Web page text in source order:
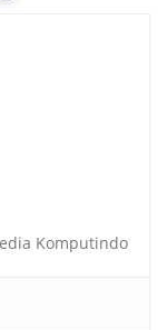
Komputindo